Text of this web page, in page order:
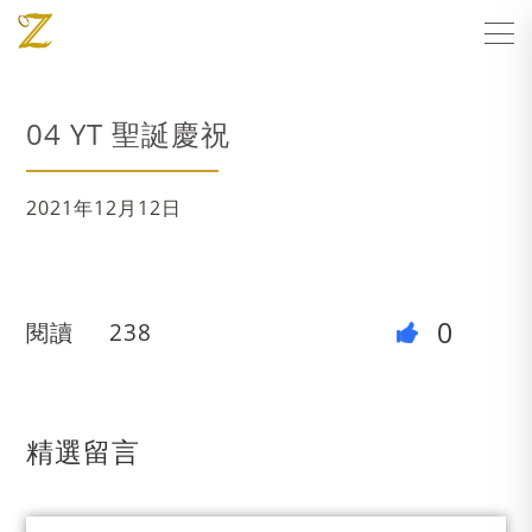
04 YT 聖誕慶祝
2021年12月12日
閱讀 238 0
精選留言